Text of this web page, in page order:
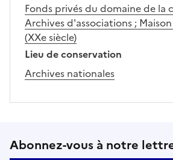
Fonds privés du domaine de la
Archives d'associations ;
(XXe siècle)
Lieu de conservation
Archives nationales
Suivez-nous sur le
Abonnez-vous à notre